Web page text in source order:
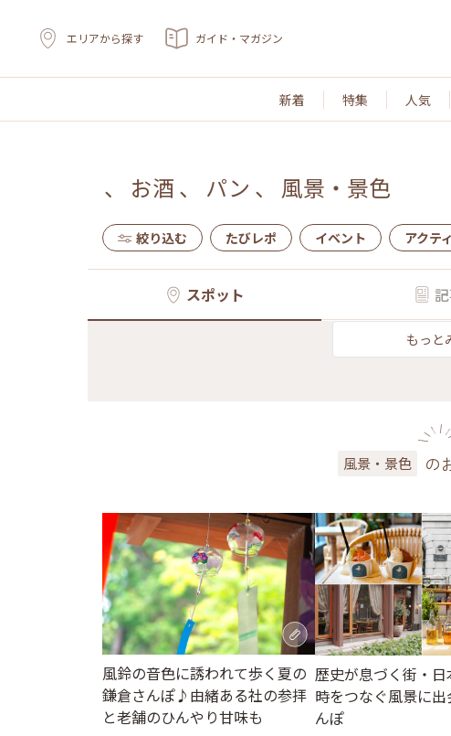
エリアから探す ガイド・マガジン
新着 特集 人気
、 お酒 、 パン 、 風景・景色
絞り込む たびレポ イベント アクテ
スポット
もっと
風景・景色 の
風鈴の音色に誘われて歩く夏の
鎌倉さんぽ♪由緒ある社の参拝
と老舗のひんやり甘味も
歴史が息づく街・日
時をつなぐ風景に出
んぽ